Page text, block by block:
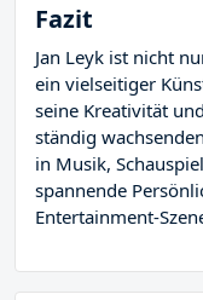
Fazit
Jan Leyk ist nicht
ein vielseitiger
seine Kreativität
ständig
in Musik,
spannende
Entertainment-